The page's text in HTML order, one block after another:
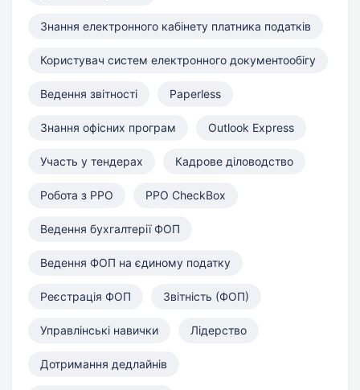
Знання електронного кабінету платника податків
Користувач систем електронного документообігу
Ведення звітності Paperless
Знання офісних програм Outlook Express
Участь у тендерах Кадрове діловодство
Робота з РРО РРО CheckBox
Ведення бухгалтерії ФОП
Ведення ФОП на єдиному податку
Реєстрація ФОП Звітність (ФОП)
Управлінські навички Лідерство
Дотримання дедлайнів